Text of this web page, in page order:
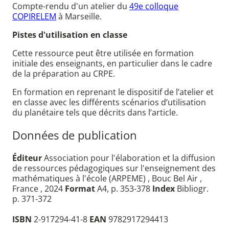
Compte-rendu d'un atelier du 49e colloque
COPIRELEM à Marseille.
Pistes d'utilisation en classe
Cette ressource peut être utilisée en formation
initiale des enseignants, en particulier dans le cadre
de la préparation au CRPE.
En formation en reprenant le dispositif de l’atelier et
en classe avec les différents scénarios d’utilisation
du planétaire tels que décrits dans l’article.
Données de publication
ÉditeurAssociation pour l'élaboration et la diffusion
de ressources pédagogiques sur l'enseignement des
mathématiques à l'école (ARPEME) , Bouc Bel Air ,
France , 2024 FormatA4, p. 353-378 Index Bibliogr.
p. 371-372
ISBN 2-917294-41-8 EAN 9782917294413